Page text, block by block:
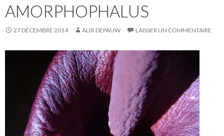
AMORPHOPHALUS
27 DÉCEMBRE 2014 ALIX DEPAUW LAISSER UN COMMENTAIRE